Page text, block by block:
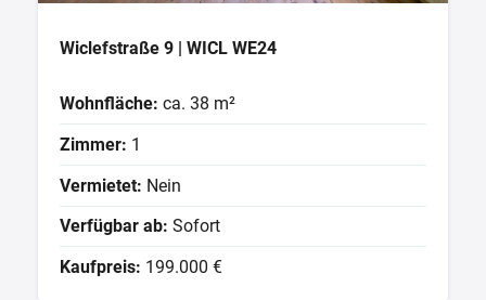
Wiclefstraße 9 | WICL WE24
Wohnfläche: ca. 38 m²
Zimmer: 1
Vermietet: Nein
Verfügbar ab: Sofort
Kaufpreis: 199.000 €